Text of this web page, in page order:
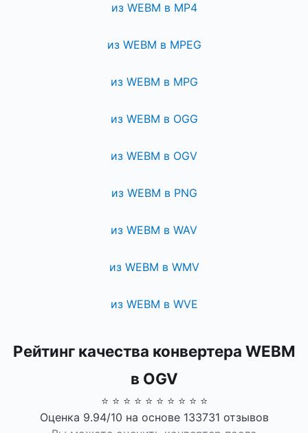
из WEBM в MP4
из WEBM в MPEG
из WEBM в MPG
из WEBM в OGG
из WEBM в OGV
из WEBM в PNG
из WEBM в WAV
из WEBM в WMV
из WEBM в WVE
Рейтинг качества конвертера WEBM
в OGV
⭐ ⭐ ⭐ ⭐ ⭐ ⭐ ⭐ ⭐ ⭐ ⭐
Оценка 9.94/10 на основе 133731 отзывов